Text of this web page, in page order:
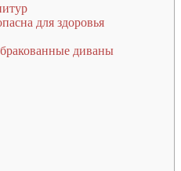
для здоровья
диваны